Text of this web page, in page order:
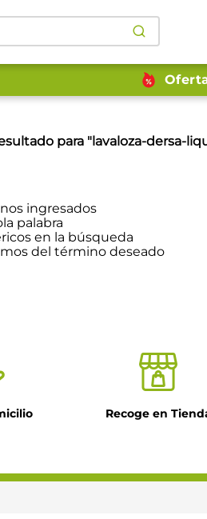
para "lavaloza-dersa-
ingresados
palabra
en la búsqueda
del término deseado
Recoge en